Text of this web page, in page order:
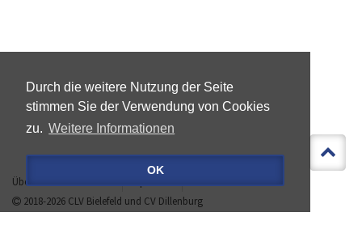
Durch die weitere Nutzung der Seite
stimmen Sie der Verwendung von Cookies
zu. Weitere Informationen
OK
Über »LEBEN IST MEHR«
2018-2026 CLV Bielefeld und CV Dillenburg